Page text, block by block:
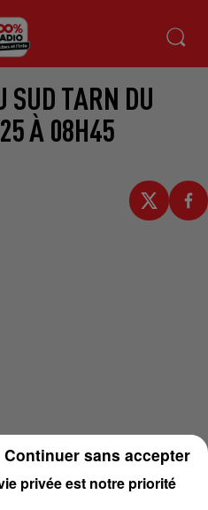
SUD TARN DU
À 08H45
privée est notre priorité
Continuer sans accepter